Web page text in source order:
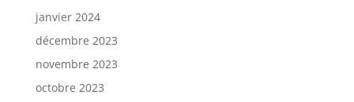
janvier 2024
décembre 2023
novembre 2023
octobre 2023